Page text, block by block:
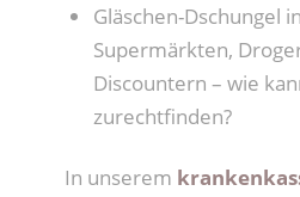
Gläschen-Dschungel
Supermärkten,
Discountern – wie
zurechtfinden?
In unserem